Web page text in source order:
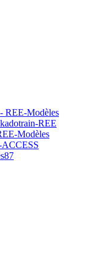
REE-Modèles
REE
Modèles